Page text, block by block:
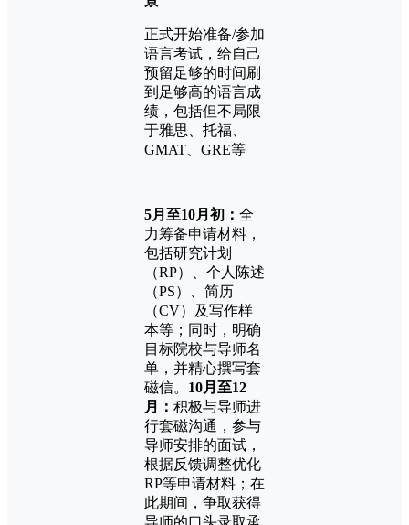
正式开始准备/参加
语言考试，给自己
预留足够的时间刷
到足够高的语言成
绩，包括但不局限
于雅思、托福、
GMAT、GRE等
5月至10月初： 全
力筹备申请材料，
包括研究计划
（RP）、个人陈述
（PS）、简历
（CV）及写作样
本等；同时，明确
目标院校与导师名
单，并精心撰写套
磁信。 10月至12
月： 积极与导师进
行套磁沟通，参与
导师安排的面试，
根据反馈调整优化
RP等申请材料；在
此期间，争取获得